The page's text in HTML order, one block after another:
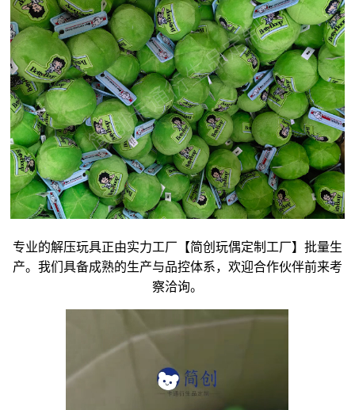
专业的解压玩具正由实力工厂【简创玩偶定制工厂】批量生
产。我们具备成熟的生产与品控体系，欢迎合作伙伴前来考
察洽询。